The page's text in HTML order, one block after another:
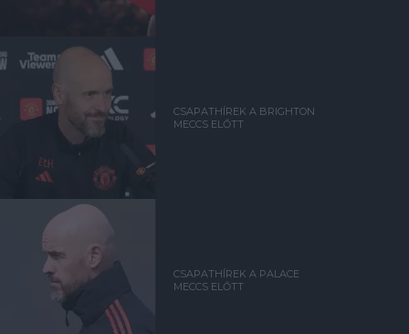
CSAPATHÍREK A BRIGHTON
MECCS ELŐTT
CSAPATHÍREK A PALACE
MECCS ELŐTT